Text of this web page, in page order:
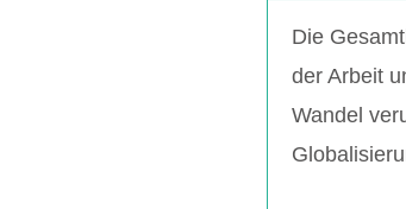
Die
der Arbeit
Wandel